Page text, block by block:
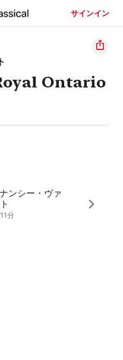
サインイン
Ontario
ンシー・ヴァ
分